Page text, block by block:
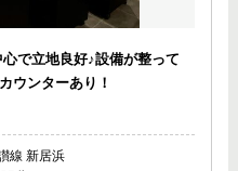
で立地良好♪設備が整って
ウンターあり！
線 新居浜